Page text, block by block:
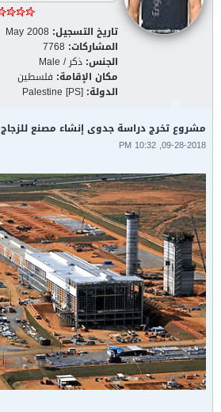
تاريخ التسجيل: May 2008
المشاركات: 7768
الجنس: ذكر / Male
مكان الإقامة: فلسطين
الدولة: Palestine [PS]
مشروع تخرج دراسة جدوى إنشاء مصنع للزجاج Float Glass
09-28-2018, 10:32 PM